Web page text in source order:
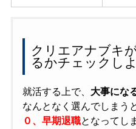
クリエアナブキ
るかチェックし
就活する上で、 大事にな
なんとなく選んでしまう
０、早期退職となってし